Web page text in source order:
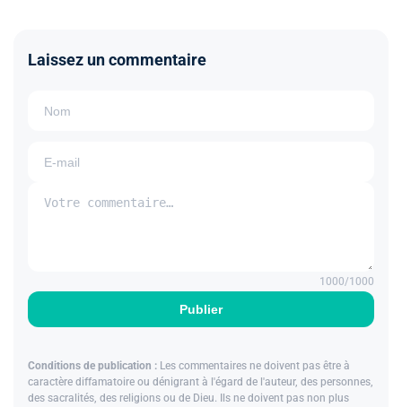
Laissez un commentaire
Publier
1000/1000
Conditions de publication : Les commentaires ne doivent pas être à
caractère diffamatoire ou dénigrant à l'égard de l'auteur, des personnes,
des sacralités, des religions ou de Dieu. Ils ne doivent pas non plus